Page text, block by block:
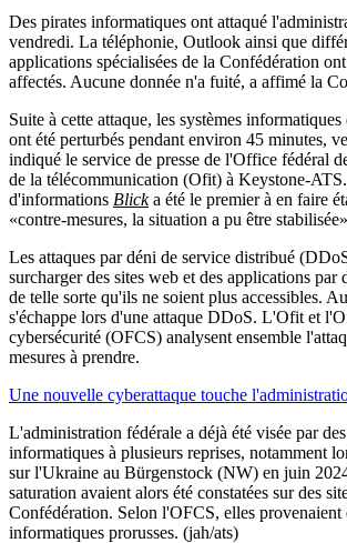
Des pirates informatiques ont attaqué
vendredi. La téléphonie, Outlook ainsi que
applications spécialisées de la Confédération
affectés. Aucune donnée n'a fuité, a affimé la
Suite à cette attaque, les systèmes
ont été perturbés pendant environ 45 minutes,
indiqué le service de presse de l'Office fédéral
de la télécommunication (Ofit) à Keystone-
d'informations Blicka été le premier à en faire
«contre-mesures, la situation a pu être
Les attaques par déni de service distribué
surcharger des sites web et des applications par
de telle sorte qu'ils ne soient plus accessibles.
s'échappe lors d'une attaque DDoS. L'Ofit et
cybersécurité (OFCS) analysent ensemble
mesures à prendre.
Une nouvelle cyberattaque touche
L'administration fédérale a déjà été visée par
informatiques à plusieurs reprises, notamment
sur l'Ukraine au Bürgenstock (NW) en juin
saturation avaient alors été constatées sur des
Confédération. Selon l'OFCS, elles provenaient
informatiques prorusses. (jah/ats)